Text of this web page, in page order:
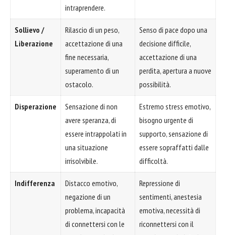
intraprendere.
Sollievo /
Liberazione
Rilascio di un peso,
accettazione di una
fine necessaria,
superamento di un
ostacolo.
Senso di pace dopo una
decisione difficile,
accettazione di una
perdita, apertura a nuove
possibilità.
Disperazione
Sensazione di non
avere speranza, di
essere intrappolati in
una situazione
irrisolvibile.
Estremo stress emotivo,
bisogno urgente di
supporto, sensazione di
essere sopraffatti dalle
difficoltà.
Indifferenza
Distacco emotivo,
negazione di un
problema, incapacità
di connettersi con le
Repressione di
sentimenti, anestesia
emotiva, necessità di
riconnettersi con il